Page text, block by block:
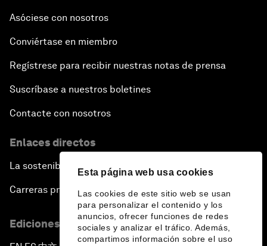
Esta página web usa cookies
Las cookies de este sitio web se usan
para personalizar el contenido y los
anuncios, ofrecer funciones de redes
sociales y analizar el tráfico. Además,
compartimos información sobre el uso
Asóciese con nosotros
Conviértase en miembro
Regístrese para recibir nuestras notas de prensa
Suscríbase a nuestros boletines
Contacte con nosotros
Enlaces directos
La sostenibilidad en el Foro
Carreras profesionales
Ediciones en otros idiomas